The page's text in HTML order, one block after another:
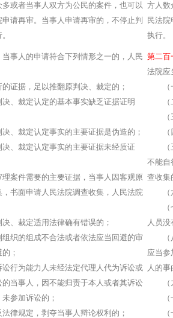
或者当事人双方为公民的案件，也可以
请再审。当事人申请再审的，不停止判
方人数
民法
执行。
当事人的申请符合下列情形之一的，人民
据，足以推翻原判决、裁定的；
裁定认定的基本事实缺乏证据证明
裁定认定事实的主要证据是伪造的；
裁定认定事实的主要证据未经质证
件需要的主要证据，当事人因客观原
，书面申请人民法院调查收集，人民法院
裁定适用法律确有错误的；
的组成不合法或者依法应当回避的审
；
为能力人未经法定代理人代为诉讼或
当事人，因不能归责于本人或者其诉讼
参加诉讼的；
规定，剥夺当事人辩论权利的；
第二
法院应
（一
（二
（三
（四
（五
不能自
查收集
（六
（七
人员
（八
应当参
人的
（九
（十
（十